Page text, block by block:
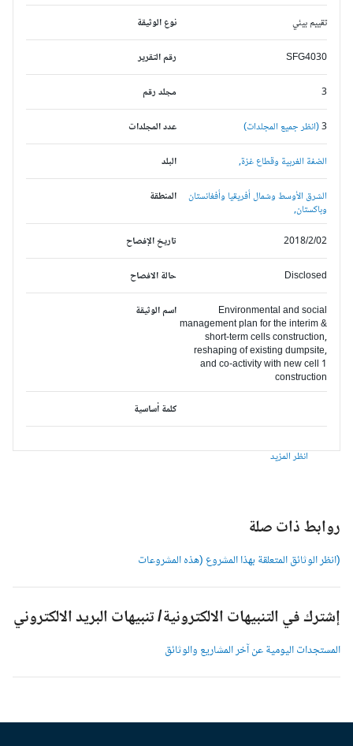
نوع الوثيقة تقييم بيئي
رقم التقرير SFG4030
مجلد رقم
عدد المجلدات (انظر جميع المجلدات)
البلد الضفة الغربية وقطاع غزة,
المنطقة
الشرق الأوسط وشمال أفريقيا وأفغانستان
وباكستان,
تاريخ الإفصاح
2018/2/02
حالة الافصاح Disclosed
اسم الوثيقة
Environmental and social
management plan for the interim &
short-term cells construction,
reshaping of existing dumpsite,
and co-activity with new cell 1
construction
كلمة أساسية
انظر المزيد
روابط ذات صلة
(انظر الوثائق المتعلقة بهذا المشروع (هذه المشروعات
إشترك في التنبيهات الالكترونية/ تنبيهات البريد الالكتروني
المستجدات اليومية عن آخر المشاريع والوثائق